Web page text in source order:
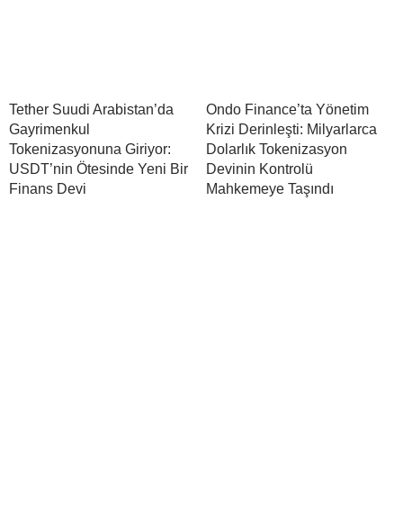
Tether Suudi Arabistan’da
Gayrimenkul
Tokenizasyonuna Giriyor:
USDT’nin Ötesinde Yeni Bir
Finans Devi
Ondo Finance’ta Yönetim
Krizi Derinleşti: Milyarlarca
Dolarlık Tokenizasyon
Devinin Kontrolü
Mahkemeye Taşındı